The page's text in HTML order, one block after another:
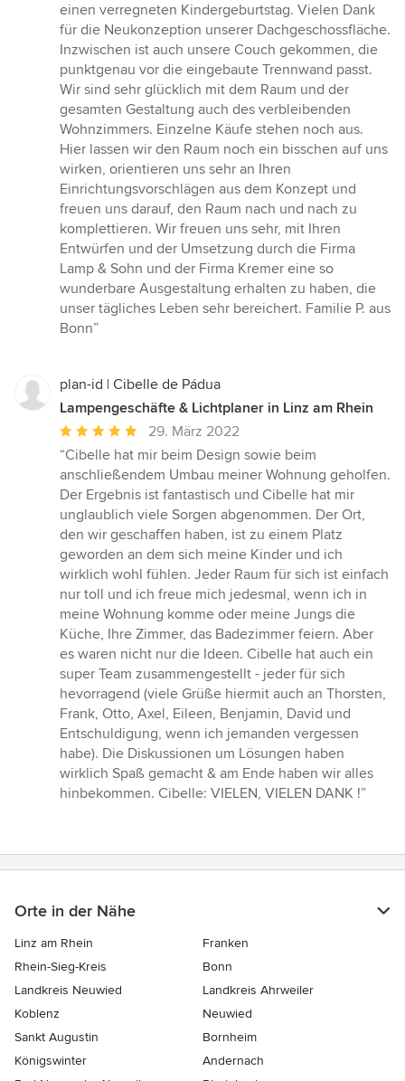
Sternen
einen verregneten Kindergeburtstag. Vielen Dank
für die Neukonzeption unserer Dachgeschossfläche.
Inzwischen ist auch unsere Couch gekommen, die
punktgenau vor die eingebaute Trennwand passt.
Wir sind sehr glücklich mit dem Raum und der
gesamten Gestaltung auch des verbleibenden
Wohnzimmers. Einzelne Käufe stehen noch aus.
Hier lassen wir den Raum noch ein bisschen auf uns
wirken, orientieren uns sehr an Ihren
Einrichtungsvorschlägen aus dem Konzept und
freuen uns darauf, den Raum nach und nach zu
komplettieren. Wir freuen uns sehr, mit Ihren
Entwürfen und der Umsetzung durch die Firma
Lamp & Sohn und der Firma Kremer eine so
wunderbare Ausgestaltung erhalten zu haben, die
unser tägliches Leben sehr bereichert. Familie P. aus
Bonn”
plan-id | Cibelle de Pádua
Lampengeschäfte & Lichtplaner in Linz am Rhein
Durchschnittliche
Bewertung:
5
von
5
Sternen
29. März 2022
“Cibelle hat mir beim Design sowie beim
anschließendem Umbau meiner Wohnung geholfen.
Der Ergebnis ist fantastisch und Cibelle hat mir
unglaublich viele Sorgen abgenommen. Der Ort,
den wir geschaffen haben, ist zu einem Platz
geworden an dem sich meine Kinder und ich
wirklich wohl fühlen. Jeder Raum für sich ist einfach
nur toll und ich freue mich jedesmal, wenn ich in
meine Wohnung komme oder meine Jungs die
Küche, Ihre Zimmer, das Badezimmer feiern. Aber
es waren nicht nur die Ideen. Cibelle hat auch ein
super Team zusammengestellt - jeder für sich
hevorragend (viele Grüße hiermit auch an Thorsten,
Frank, Otto, Axel, Eileen, Benjamin, David und
Entschuldigung, wenn ich jemanden vergessen
habe). Die Diskussionen um Lösungen haben
wirklich Spaß gemacht & am Ende haben wir alles
hinbekommen. Cibelle: VIELEN, VIELEN DANK !”
Orte in der Nähe
Linz am Rhein
Franken
Rhein-Sieg-Kreis
Bonn
Landkreis Neuwied
Landkreis Ahrweiler
Koblenz
Neuwied
Sankt Augustin
Bornheim
Königswinter
Andernach